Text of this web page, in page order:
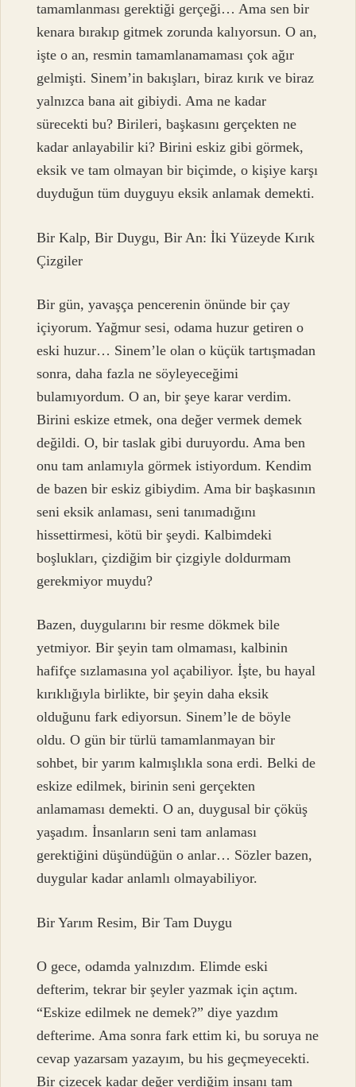
tamamlanması gerektiği gerçeği… Ama sen bir
kenara bırakıp gitmek zorunda kalıyorsun. O an,
işte o an, resmin tamamlanamaması çok ağır
gelmişti. Sinem’in bakışları, biraz kırık ve biraz
yalnızca bana ait gibiydi. Ama ne kadar
sürecekti bu? Birileri, başkasını gerçekten ne
kadar anlayabilir ki? Birini eskiz gibi görmek,
eksik ve tam olmayan bir biçimde, o kişiye karşı
duyduğun tüm duyguyu eksik anlamak demekti.
Bir Kalp, Bir Duygu, Bir An: İki Yüzeyde Kırık
Çizgiler
Bir gün, yavaşça pencerenin önünde bir çay
içiyorum. Yağmur sesi, odama huzur getiren o
eski huzur… Sinem’le olan o küçük tartışmadan
sonra, daha fazla ne söyleyeceğimi
bulamıyordum. O an, bir şeye karar verdim.
Birini eskize etmek, ona değer vermek demek
değildi. O, bir taslak gibi duruyordu. Ama ben
onu tam anlamıyla görmek istiyordum. Kendim
de bazen bir eskiz gibiydim. Ama bir başkasının
seni eksik anlaması, seni tanımadığını
hissettirmesi, kötü bir şeydi. Kalbimdeki
boşlukları, çizdiğim bir çizgiyle doldurmam
gerekmiyor muydu?
Bazen, duygularını bir resme dökmek bile
yetmiyor. Bir şeyin tam olmaması, kalbinin
hafifçe sızlamasına yol açabiliyor. İşte, bu hayal
kırıklığıyla birlikte, bir şeyin daha eksik
olduğunu fark ediyorsun. Sinem’le de böyle
oldu. O gün bir türlü tamamlanmayan bir
sohbet, bir yarım kalmışlıkla sona erdi. Belki de
eskize edilmek, birinin seni gerçekten
anlamaması demekti. O an, duygusal bir çöküş
yaşadım. İnsanların seni tam anlaması
gerektiğini düşündüğün o anlar… Sözler bazen,
duygular kadar anlamlı olmayabiliyor.
Bir Yarım Resim, Bir Tam Duygu
O gece, odamda yalnızdım. Elimde eski
defterim, tekrar bir şeyler yazmak için açtım.
“Eskize edilmek ne demek?” diye yazdım
defterime. Ama sonra fark ettim ki, bu soruya ne
cevap yazarsam yazayım, bu his geçmeyecekti.
Bir çizecek kadar değer verdiğim insanı tam